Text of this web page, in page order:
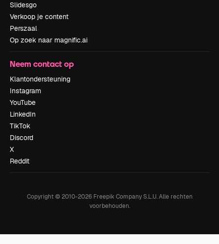
Slidesgo
Verkoop je content
Perszaal
Op zoek naar magnific.ai
Neem contact op
Klantondersteuning
Instagram
YouTube
LinkedIn
TikTok
Discord
X
Reddit
Copyright © 2010-2026Freepik Company S.L.U. Alle rechten
voorbehouden.